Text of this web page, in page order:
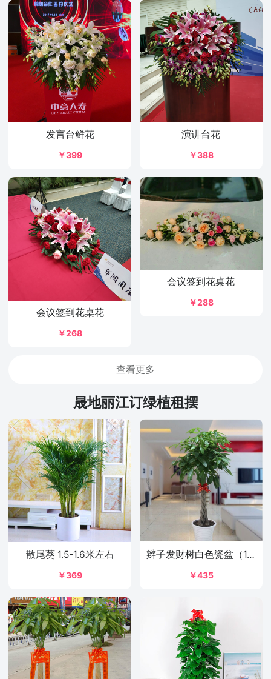
发言台鲜花
￥399
演讲台花
￥388
会议签到花桌花
￥268
会议签到花桌花
￥288
查看更多
晟地丽江订绿植租摆
散尾葵 1.5-1.6米左右
￥369
辫子发财树白色瓷盆（1.6米左右）
￥435